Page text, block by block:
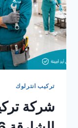
تركيب انترلوك
شركة